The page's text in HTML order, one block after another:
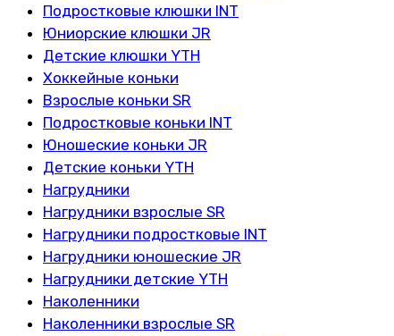
Подростковые клюшки INT
Юниорские клюшки JR
Детские клюшки YTH
Хоккейные коньки
Взрослые коньки SR
Подростковые коньки INT
Юношеские коньки JR
Детские коньки YTH
Нагрудники
Нагрудники взрослые SR
Нагрудники подростковые INT
Нагрудники юношеские JR
Нагрудники детские YTH
Наколенники
Наколенники взрослые SR